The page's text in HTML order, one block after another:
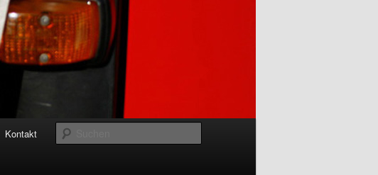
Kontakt